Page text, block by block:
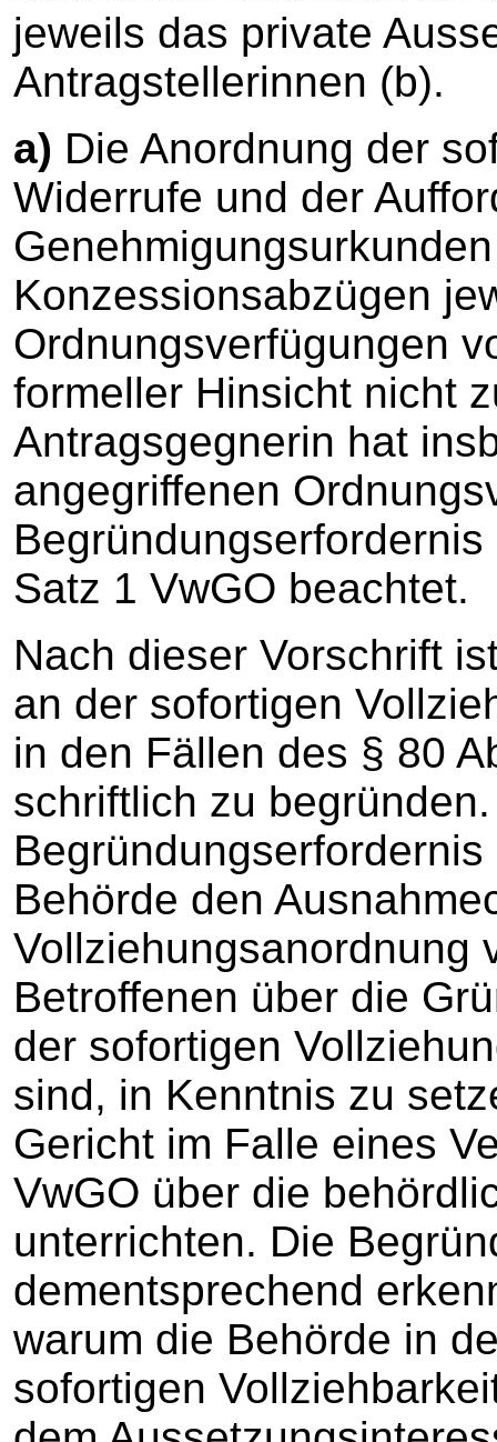
jeweils das private
Antragstellerinnen (b).
a) Die Anordnung der
Widerrufe und der
Konzessionsabzügen
Ordnungsverfügungen
formeller Hinsicht nicht
Antragsgegnerin hat
angegriffenen
Satz 1 VwGO beachtet.
Nach dieser Vorschrift
an der sofortigen
in den Fällen des § 80
schriftlich zu
Behörde den
Vollziehungsanordnung
Betroffenen über die
der sofortigen
sind, in Kenntnis zu
Gericht im Falle eines
VwGO über die
unterrichten. Die
dementsprechend
warum die Behörde in
sofortigen